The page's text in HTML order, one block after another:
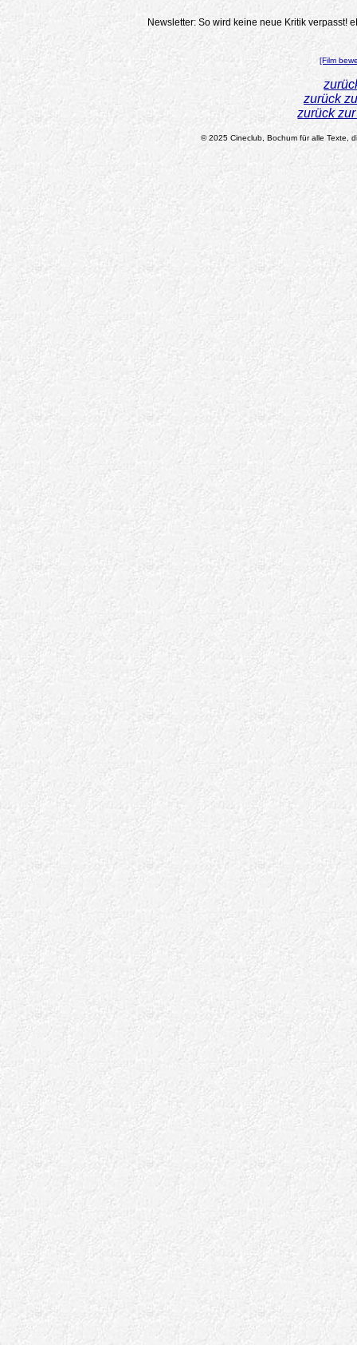
Newsletter: So wird keine neue Kritik verpasst!
[Film
zurück
zurück
© 2025 Cineclub, Bochum für alle Texte,